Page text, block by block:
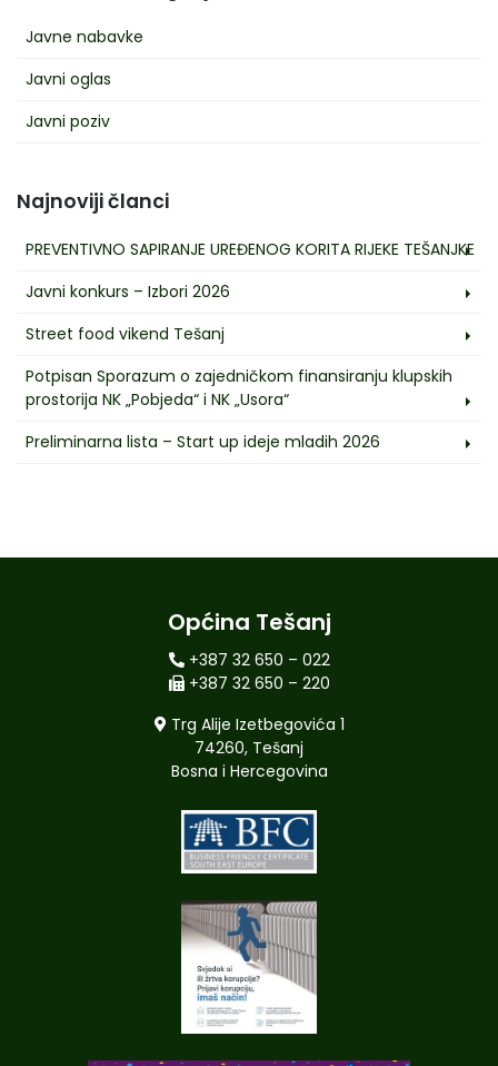
Javne nabavke
Javni oglas
Javni poziv
Najnoviji članci
PREVENTIVNO SAPIRANJE UREĐENOG KORITA RIJEKE TEŠANJKE
Javni konkurs – Izbori 2026
Street food vikend Tešanj
Potpisan Sporazum o zajedničkom finansiranju klupskih
prostorija NK „Pobjeda“ i NK „Usora“
Preliminarna lista – Start up ideje mladih 2026
Općina Tešanj
+387 32 650 – 022
+387 32 650 – 220
Trg Alije Izetbegovića 1
74260, Tešanj
Bosna i Hercegovina